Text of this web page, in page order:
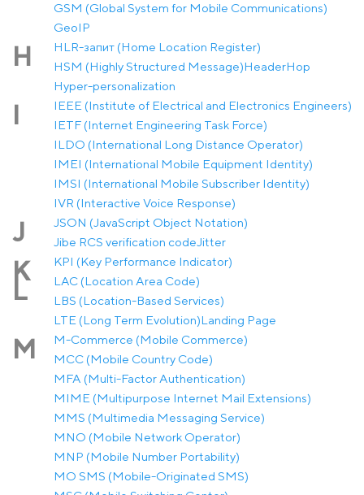
GSM (Global System for Mobile Communications)
GeoIP
H
HLR-запит (Home Location Register)
HSM (Highly Structured Message)HeaderHop
Hyper-personalization
I
IEEE (Institute of Electrical and Electronics Engineers)
IETF (Internet Engineering Task Force)
ILDO (International Long Distance Operator)
IMEI (International Mobile Equipment Identity)
IMSI (International Mobile Subscriber Identity)
IVR (Interactive Voice Response)
J
JSON (JavaScript Object Notation)
Jibe RCS verification codeJitter
K KPI (Key Performance Indicator)
L
LAC (Location Area Code)
LBS (Location-Based Services)
LTE (Long Term Evolution)Landing Page
M
M-Commerce (Mobile Commerce)
MCC (Mobile Country Code)
MFA (Multi-Factor Authentication)
MIME (Multipurpose Internet Mail Extensions)
MMS (Multimedia Messaging Service)
MNO (Mobile Network Operator)
MNP (Mobile Number Portability)
MO SMS (Mobile-Originated SMS)